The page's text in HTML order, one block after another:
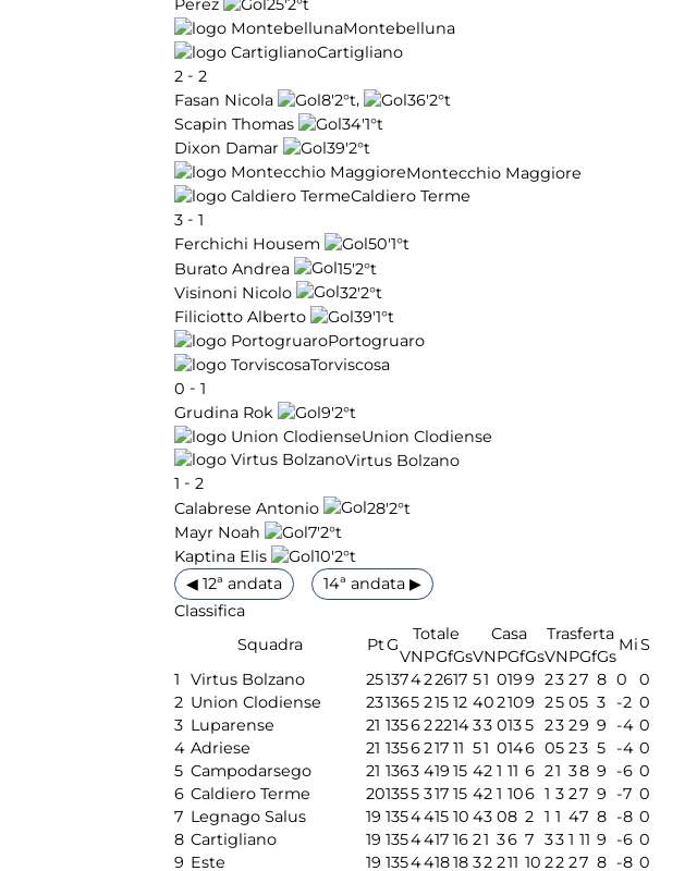
Perez
25'2°t
Montebelluna
Cartigliano
2 - 2
Fasan Nicola
8'2°t, 36'2°t
Scapin Thomas
34'1°t
Dixon Damar
39'2°t
Montecchio Maggiore
Caldiero Terme
3 - 1
Ferchichi Housem
50'1°t
Burato Andrea
15'2°t
Visinoni Nicolo
32'2°t
Filiciotto Alberto
39'1°t
Portogruaro
Torviscosa
0 - 1
Grudina Rok
9'2°t
Union Clodiense
Virtus Bolzano
1 - 2
Calabrese Antonio
28'2°t
Mayr Noah
7'2°t
Kaptina Elis
10'2°t
◀ 12ª andata
14ª andata ▶
Classifica
Squadra
PtG
Totale Casa Trasferta
MiS
VNPGfGsVNPGfGsVNPGfGs
1
Virtus Bolzano 25137422617 51 0199 23 27 8 0
0
2 Union Clodiense 231365 215 12 402109 25 05 3 -2 0
3 Luparense 21 13562221433 0135 23 29 9 -4 0
4 Adriese 21 1356217 11 51 0146 05 23 5 -4 0
5 Campodarsego 21 1363 419 15 42 1 11 6 21 38 9 -6 0
6 Caldiero Terme 201355 317 15 42 1 106 1 3 27 9 -7 0
7 Legnago Salus 19 1354415 10 43 08 2 1 1 47 8 -8 0
8 Cartigliano 19 1354417 16 21 36 7 33 1 11 9 -6 0
9 Este 19 135441818 32 211 10 22 27 8 -8 0